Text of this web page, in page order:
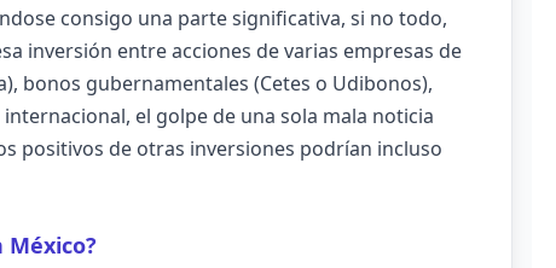
consigo una parte significativa, si no todo,
inversión entre acciones de varias empresas de
bonos gubernamentales (Cetes o Udibonos),
el golpe de una sola mala noticia
positivos de otras inversiones podrían incluso